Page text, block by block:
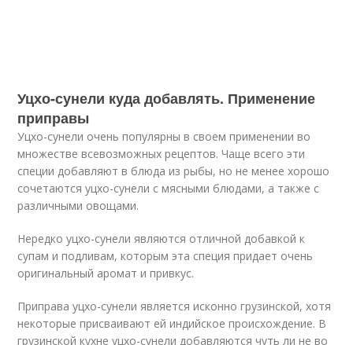
Уцхо-сунели куда добавлять. Применение
приправы
Уцхо-сунели очень популярны в своем применении во
множестве всевозможных рецептов. Чаще всего эти
специи добавляют в блюда из рыбы, но не менее хорошо
сочетаются уцхо-сунели с мясными блюдами, а также с
различными овощами.
Нередко уцхо-сунели являются отличной добавкой к
супам и подливам, которым эта специя придает очень
оригинальный аромат и привкус.
Приправа уцхо-сунели является исконно грузинской, хотя
некоторые присваивают ей индийское происхождение. В
грузинской кухне уцхо-сунели добавляются чуть ли не во